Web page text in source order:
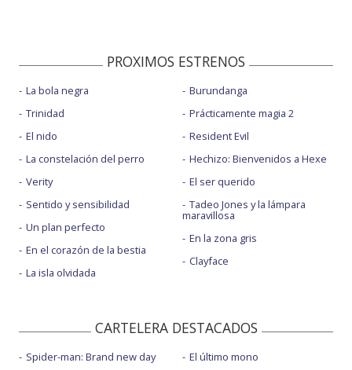
PROXIMOS ESTRENOS
La bola negra
Trinidad
El nido
La constelación del perro
Verity
Sentido y sensibilidad
Un plan perfecto
En el corazón de la bestia
La isla olvidada
Burundanga
Prácticamente magia 2
Resident Evil
Hechizo: Bienvenidos a Hexe
El ser querido
Tadeo Jones y la lámpara
maravillosa
En la zona gris
Clayface
CARTELERA DESTACADOS
Spider-man: Brand new day
El último mono